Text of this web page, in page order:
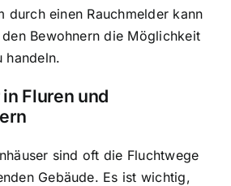
durch einen Rauchmelder kann
Bewohnern die Möglichkeit
handeln.
Fluren und
sind oft die Fluchtwege
Gebäude. Es ist wichtig,